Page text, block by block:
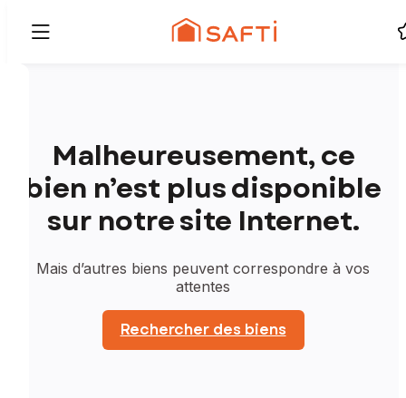
Malheureusement, ce
bien n’est plus disponible
sur notre site Internet.
Mais d’autres biens peuvent correspondre à vos
attentes
Rechercher des biens